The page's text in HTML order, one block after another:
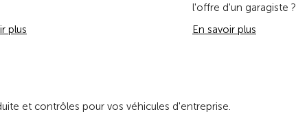
plus
l'offre d'un garagiste ?
En savoir plus
et contrôles pour vos véhicules d'entreprise.